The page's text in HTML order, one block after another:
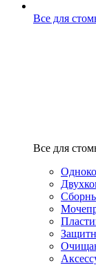
Все для
Все для